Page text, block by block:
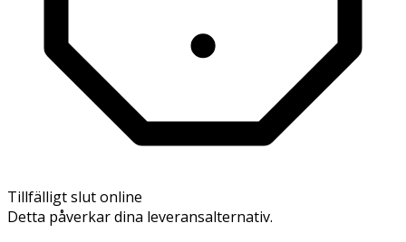
Tillfälligt slut online
Detta påverkar dina leveransalternativ.